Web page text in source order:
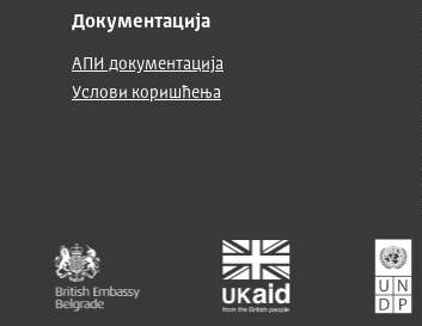
Документација
АПИ документација
Услови коришћења